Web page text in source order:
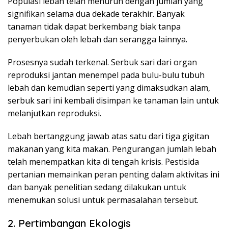
signifikan selama dua dekade terakhir. Banyak
tanaman tidak dapat berkembang biak tanpa
penyerbukan oleh lebah dan serangga lainnya.
Prosesnya sudah terkenal. Serbuk sari dari organ
reproduksi jantan menempel pada bulu-bulu tubuh
lebah dan kemudian seperti yang dimaksudkan alam,
serbuk sari ini kembali disimpan ke tanaman lain untuk
melanjutkan reproduksi.
Lebah bertanggung jawab atas satu dari tiga gigitan
makanan yang kita makan. Pengurangan jumlah lebah
telah menempatkan kita di tengah krisis. Pestisida
pertanian memainkan peran penting dalam aktivitas ini
dan banyak penelitian sedang dilakukan untuk
menemukan solusi untuk permasalahan tersebut.
2. Pertimbangan Ekologis